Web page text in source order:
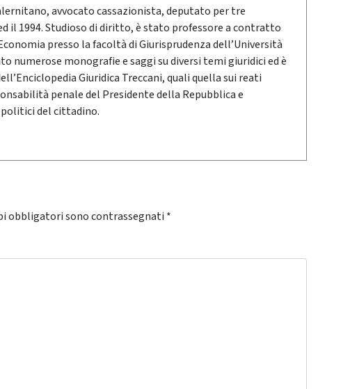
avvocato cassazionista, deputato per tre
il 1994. Studioso di diritto, è stato professore a contratto
presso la facoltà di Giurisprudenza dell’Università
numerose monografie e saggi su diversi temi giuridici ed è
Giuridica Treccani, quali quella sui reati
penale del Presidente della Repubblica e
del cittadino.
obbligatori sono contrassegnati *